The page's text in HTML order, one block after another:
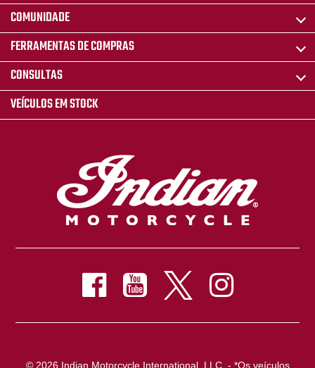
COMUNIDADE
FERRAMENTAS DE COMPRAS
CONSULTAS
VEÍCULOS EM STOCK
© 2026 Indian Motorcycle International, LLC. - *Os veículos